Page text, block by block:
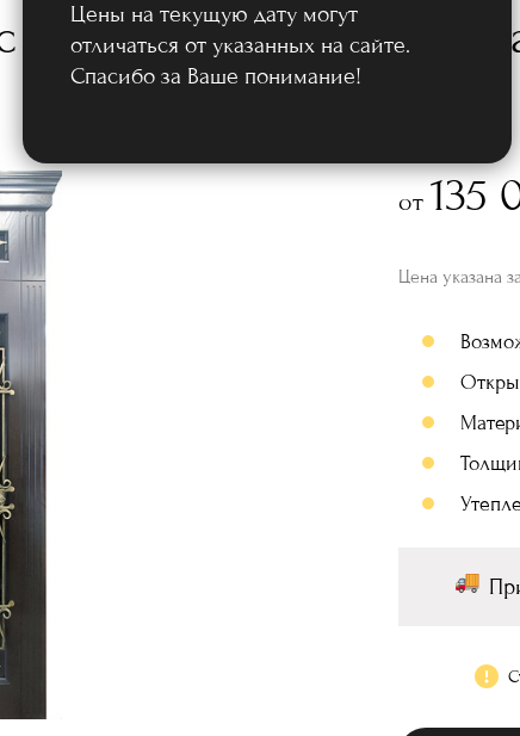
в офис
фрамугой и боковым
от 135
Цена указана
Цены на текущую дату могут
отличаться от указанных на сайте.
Спасибо за Ваше понимание!